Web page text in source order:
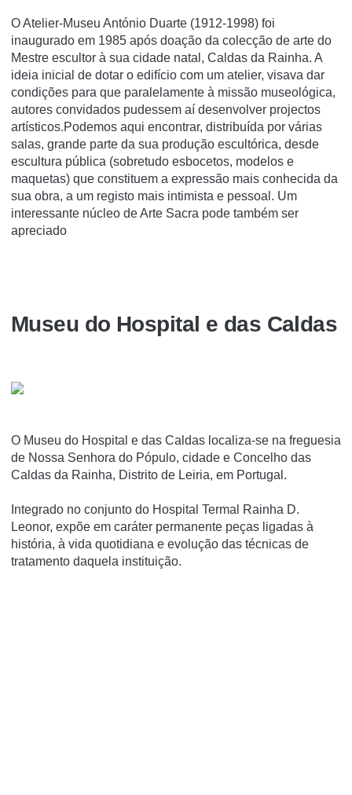
O Atelier-Museu António Duarte (1912-1998) foi
inaugurado em 1985 após doação da colecção de arte do
Mestre escultor à sua cidade natal, Caldas da Rainha. A
ideia inicial de dotar o edifício com um atelier, visava dar
condições para que paralelamente à missão museológica,
autores convidados pudessem aí desenvolver projectos
artísticos.Podemos aqui encontrar, distribuída por várias
salas, grande parte da sua produção escultórica, desde
escultura pública (sobretudo esbocetos, modelos e
maquetas) que constituem a expressão mais conhecida da
sua obra, a um registo mais intimista e pessoal. Um
interessante núcleo de Arte Sacra pode também ser
apreciado
Museu do Hospital e das Caldas
O Museu do Hospital e das Caldas localiza-se na freguesia
de Nossa Senhora do Pópulo, cidade e Concelho das
Caldas da Rainha, Distrito de Leiria, em Portugal.
Integrado no conjunto do Hospital Termal Rainha D.
Leonor, expõe em caráter permanente peças ligadas à
história, à vida quotidiana e evolução das técnicas de
tratamento daquela instituição.